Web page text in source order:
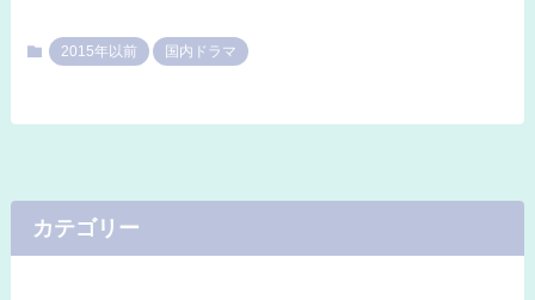
2015年以前 国内ドラマ
カテゴリー